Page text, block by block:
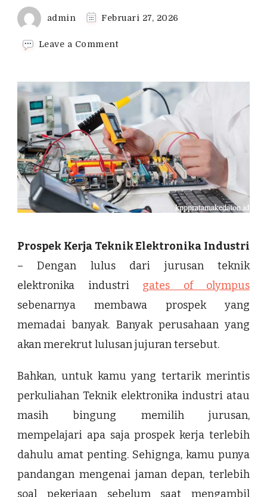
admin Februari 27, 2026
Leave a Commenton
Teknik
Elektronika
Industri
Prospek Kerja Teknik Elektronika Industri
– Dengan lulus dari jurusan teknik
elektronika industri gates of olympus
sebenarnya membawa prospek yang
memadai banyak. Banyak perusahaan yang
akan merekrut lulusan jujuran tersebut.
Bahkan, untuk kamu yang tertarik merintis
perkuliahan Teknik elektronika industri atau
masih bingung memilih jurusan,
mempelajari apa saja prospek kerja terlebih
dahulu amat penting. Sehignga, kamu punya
pandangan mengenai jaman depan, terlebih
soal pekerjaan sebelum saat mengambil